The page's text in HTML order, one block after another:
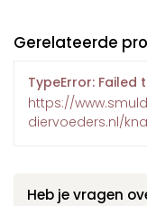
Gerelateerde
TypeError: Failed
https://
diervoeders.nl/
Heb je vragen